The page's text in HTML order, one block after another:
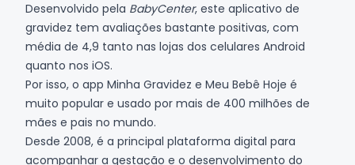
Desenvolvido pela BabyCenter, este aplicativo de
gravidez tem avaliações bastante positivas, com
média de 4,9 tanto nas lojas dos celulares Android
quanto nos iOS.
Por isso, o app Minha Gravidez e Meu Bebê Hoje é
muito popular e usado por mais de 400 milhões de
mães e pais no mundo.
Desde 2008, é a principal plataforma digital para
acompanhar a gestação e o desenvolvimento do